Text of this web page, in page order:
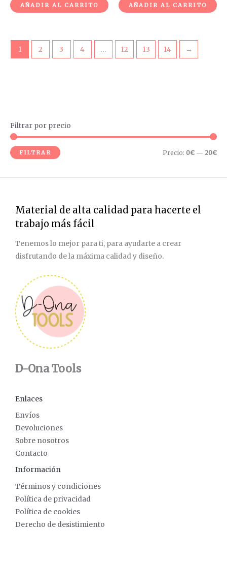
Filtrar por precio
ee
FILTRAR Precio: 0€ — 20€
AÑADIR AL CARRITO AÑADIR AL CARRITO
1 2 3 4 … 12 13 14 →
Material de alta calidad para hacerte el
trabajo más fácil
Tenemos lo mejor para ti, para ayudarte a crear
disfrutando de la máxima calidad y diseño.
D-Ona Tools
Enlaces
Envíos
Devoluciones
Sobre nosotros
Contacto
Información
Términos y condiciones
Política de privacidad
Política de cookies
Derecho de desistimiento